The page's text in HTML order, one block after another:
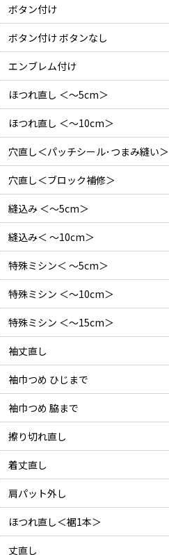
ボタン付け
ボタン付け ボタンなし
エンブレム付け
ほつれ直し ＜～5cm＞
ほつれ直し ＜～10cm＞
穴直し＜パッチシール･つまみ縫い＞
穴直し＜ブロック補修＞
縫込み ＜～5cm＞
縫込み＜ ～10cm＞
特殊ミシン＜ ～5cm＞
特殊ミシン ＜～10cm＞
特殊ミシン ＜～15cm＞
袖丈直し
袖巾つめ ひじまで
袖巾つめ 脇まで
擦り切れ直し
着丈直し
肩パット外し
ほつれ直し＜裾1本＞
丈直し